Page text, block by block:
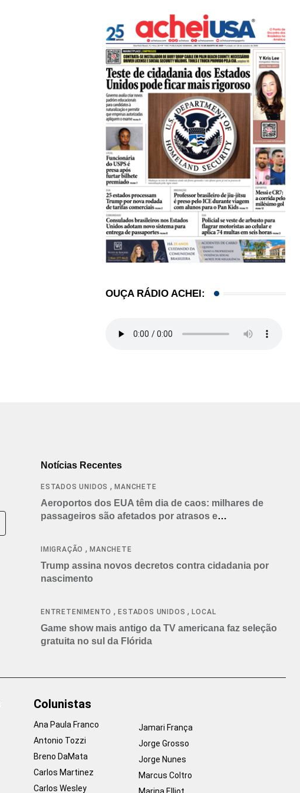
OUÇA RÁDIO ACHEI:
Notícias Recentes
ESTADOS UNIDOS ,MANCHETE
Aeroportos dos EUA têm dia de caos: milhares de
passageiros são afetados por atrasos e
IMIGRAÇÃO ,MANCHETE
Trump assina novos decretos contra cidadania por
nascimento
ENTRETENIMENTO ,ESTADOS UNIDOS ,LOCAL
Game show mais antigo da TV americana faz seleção
gratuita no sul da Flórida
Colunistas
Ana Paula Franco
Antonio Tozzi
Breno DaMata
Carlos Martinez
Carlos Wesley
Jamari França
Jorge Grosso
Jorge Nunes
Marcus Coltro